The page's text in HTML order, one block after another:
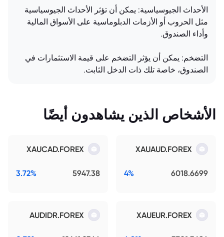
الأحداث الجيوسياسية: يمكن أن تؤثر الأحداث الجيوسياسية
مثل الحروب أو الأزمات الدبلوماسية على الأسواق المالية
وأداء الصندوق.
التضخم: يمكن أن يؤثر التضخم على قيمة الاستثمارات في
الصندوق، خاصة تلك ذات الدخل الثابت.
الأشخاص الذين يشاهدون أيضًا
XAUAUD.FOREX
6018.6699
4%
XAUCAD.FOREX
5947.38
3.72%
XAUEUR.FOREX
AUDIDR.FOREX